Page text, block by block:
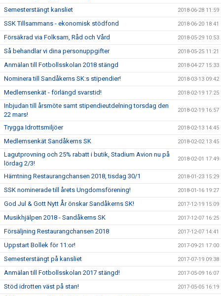
Semesterstängt kansliet 2018-06-28 11:59
SSK Tillsammans - ekonomisk stödfond 2018-06-20 18:41
Försäkrad via Folksam, Råd och Vård 2018-05-29 10:53
Så behandlar vi dina personuppgifter 2018-05-25 11:21
Anmälan till Fotbollsskolan 2018 stängd 2018-04-27 15:33
Nominera till Sandåkerns SK:s stipendier! 2018-03-13 09:42
Medlemsenkät - förlängd svarstid! 2018-02-19 17:25
Inbjudan till årsmöte samt stipendieutdelning torsdag den
22 mars!
2018-02-19 16:57
Trygga Idrottsmiljöer 2018-02-13 14:45
Medlemsenkät Sandåkerns SK 2018-02-02 13:45
Lagutprovning och 25% rabatt i butik, Stadium Avion nu på
lördag 2/3!
2018-02-01 17:49
Hämtning Restaurangchansen 2018, tisdag 30/1 2018-01-23 15:29
SSK nominerade till årets Ungdomsförening! 2018-01-16 19:27
God Jul & Gott Nytt År önskar Sandåkerns SK! 2017-12-19 15:09
Musikhjälpen 2018 - Sandåkerns SK 2017-12-07 16:25
Försäljning Restaurangchansen 2018 2017-12-07 14:41
Uppstart Bollek för 11:or! 2017-09-21 17:00
Semesterstängt på kansliet 2017-07-19 09:38
Anmälan till Fotbollsskolan 2017 stängd! 2017-05-09 16:07
Stöd idrotten väst på stan! 2017-05-05 16:19